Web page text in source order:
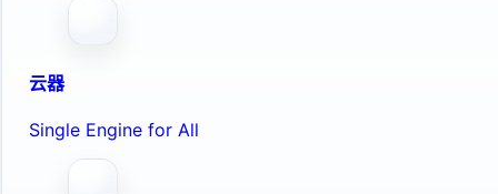
云器
Single Engine for All